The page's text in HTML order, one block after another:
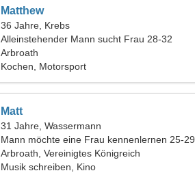
Matthew
36 Jahre, Krebs
Alleinstehender Mann sucht Frau 28-32
Arbroath
Kochen, Motorsport
Matt
31 Jahre, Wassermann
Mann möchte eine Frau kennenlernen 25-29
Arbroath, Vereinigtes Königreich
Musik schreiben, Kino